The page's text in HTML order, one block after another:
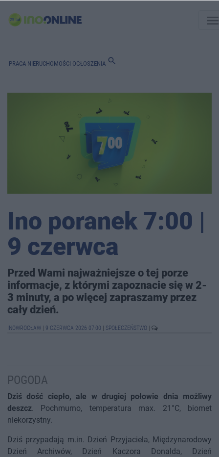
PRACA NIERUCHOMOŚCI OGŁOSZENIA search
Ino poranek 7:00 |
9 czerwca
Przed Wami najważniejsze o tej porze
informacje, z którymi zapoznacie się w 2-
3 minuty, a po więcej zapraszamy przez
cały dzień.
INOWROCŁAW 9 CZERWCA 2026 07:00 SPOŁECZEŃSTWO
POGODA
Dziś dość ciepło, ale w drugiej połowie dnia możliwy
deszcz. Pochmurno, temperatura max. 21°C, biomet
niekorzystny.
Dziś przypadają m.in. Dzień Przyjaciela, Międzynarodowy
Dzień Archiwów, Dzień Kaczora Donalda, Dzień